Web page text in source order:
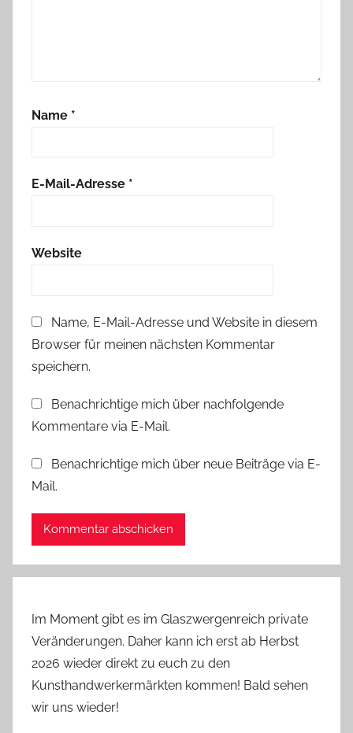
Name *
E-Mail-Adresse *
Website
Name, E-Mail-Adresse und Website in diesem
Browser für meinen nächsten Kommentar
speichern.
Benachrichtige mich über nachfolgende
Kommentare via E-Mail.
Benachrichtige mich über neue Beiträge via E-
Mail.
Im Moment gibt es im Glaszwergenreich private
Veränderungen. Daher kann ich erst ab Herbst
2026 wieder direkt zu euch zu den
Kunsthandwerkermärkten kommen! Bald sehen
wir uns wieder!